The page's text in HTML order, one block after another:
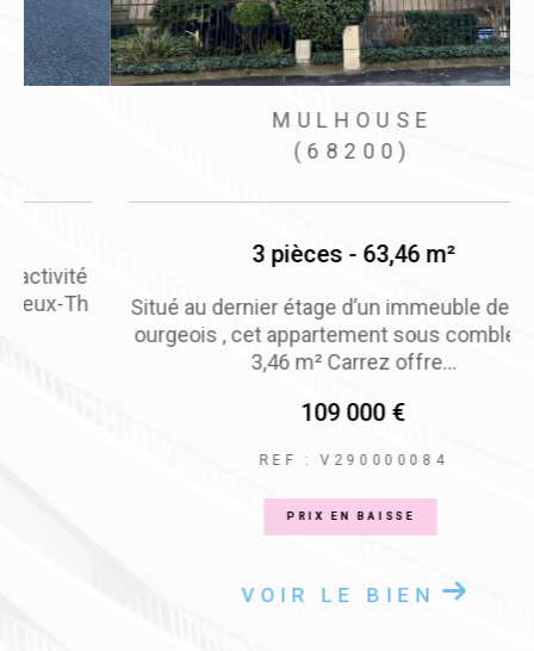
MULHOUSE
(68200)
3 pièces - 63,46 m²
Situé au dernier étage d’un immeuble de style b
ourgeois , cet appartement sous combles de 6
3,46 m² Carrez offre...
109 000 €
REF : V290000084
PRIX EN BAISSE
VOIR LE BIEN